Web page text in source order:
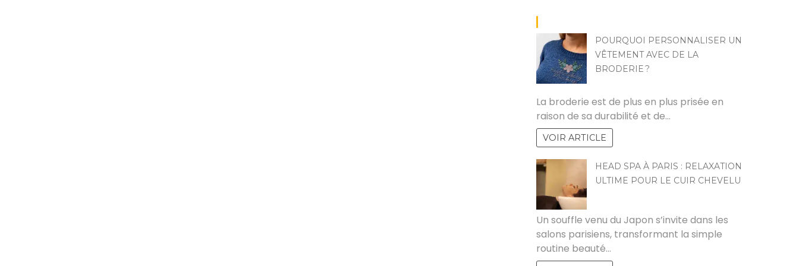
POURQUOI PERSONNALISER UN
VÊTEMENT AVEC DE LA
BRODERIE ?
La broderie est de plus en plus prisée en
raison de sa durabilité et de…
VOIR ARTICLE
HEAD SPA À PARIS : RELAXATION
ULTIME POUR LE CUIR CHEVELU
Un souffle venu du Japon s’invite dans les
salons parisiens, transformant la simple
routine beauté…